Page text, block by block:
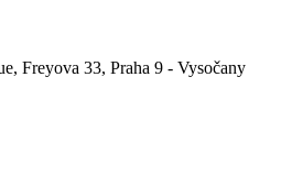
Freyova 33, Praha 9 - Vysočany